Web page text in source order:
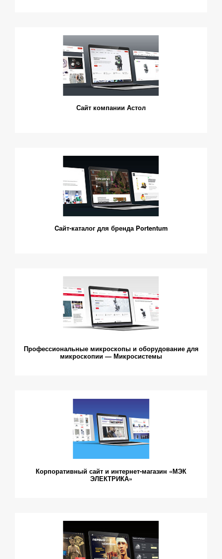
Сайт компании Астол
Cайт-каталог для бренда Portentum
Профессиональные микроскопы и оборудование для
микроскопии — Микросистемы
Корпоративный сайт и интернет-магазин «МЭК
ЭЛЕКТРИКА»